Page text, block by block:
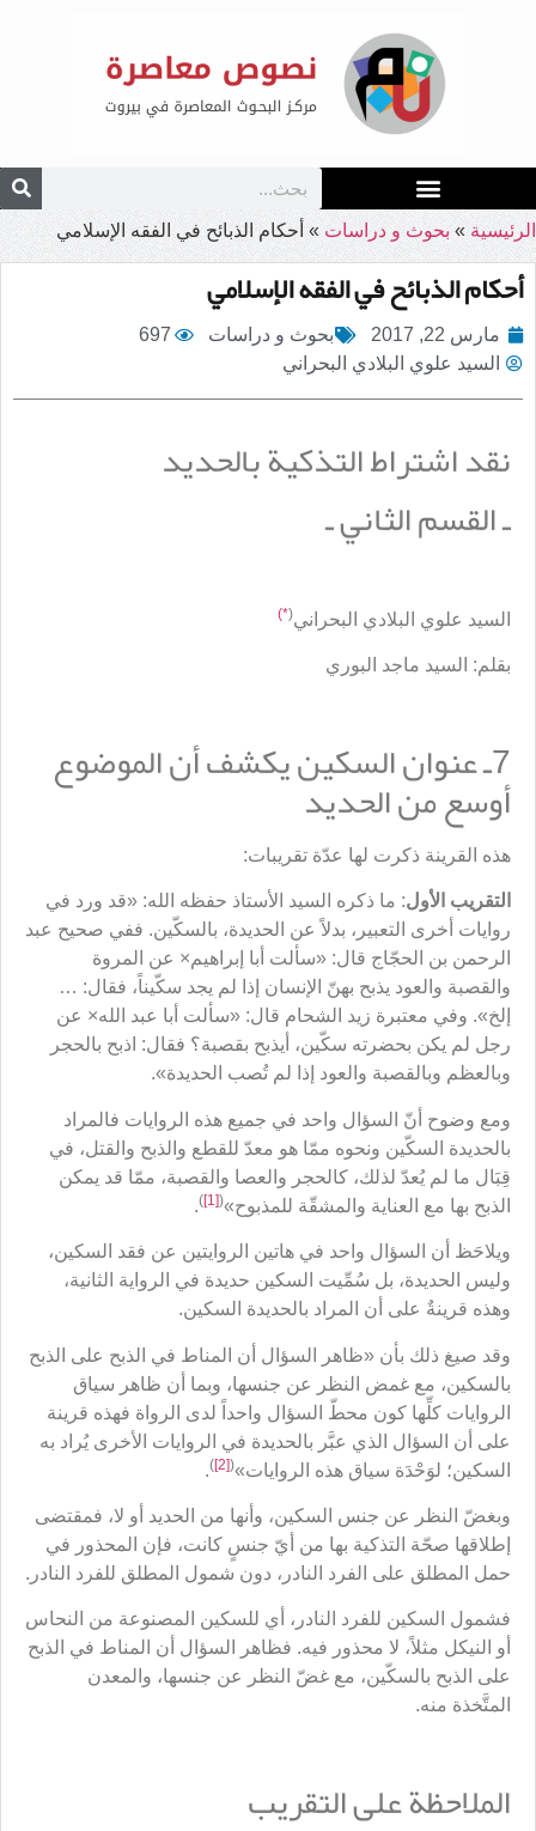
الرئيسية » بحوث و دراسات » أحكام الذبائح في الفقه الإسلامي
أحكام الذبائح في الفقه الإسلامي
مارس 22, 2017 بحوث و دراسات
697
السيد علوي البلادي البحراني
نقد اشتراط التذكية بالحديد
ـ القسم الثاني ـ
السيد علوي البلادي البحراني(
*)
بقلم: السيد ماجد البوري
7ـ عنوان السكين يكشف أن الموضوع
أوسع من الحديد
هذه القرينة ذكرت لها عدّة تقريبات:
التقريب الأول: ما ذكره السيد الأستاذ حفظه الله: «قد ورد في
روايات أخرى التعبير، بدلاً عن الحديدة، بالسكّين. ففي صحيح عبد
الرحمن بن الحجّاج قال: «سألت أبا إبراهيم× عن المروة
والقصبة والعود يذبح بهنّ الإنسان إذا لم يجد سكّيناً، فقال: …
إلخ». وفي معتبرة زيد الشحام قال: «سألت أبا عبد الله× عن
رجل لم يكن بحضرته سكّين، أيذبح بقصبة؟ فقال: اذبح بالحجر
وبالعظم وبالقصبة والعود إذا لم تُصب الحديدة».
ومع وضوح أنّ السؤال واحد في جميع هذه الروايات فالمراد
بالحديدة السكّين ونحوه ممّا هو معدّ للقطع والذبح والقتل، في
قِبَال ما لم يُعدّ لذلك، كالحجر والعصا والقصبة، ممّا قد يمكن
الذبح بها مع العناية والمشقّة للمذبوح»(
[1]
)
.
ويلاحَظ أن السؤال واحد في هاتين الروايتين عن فقد السكين،
وليس الحديدة، بل سُمِّيت السكين حديدة في الرواية الثانية،
وهذه قرينةٌ على أن المراد بالحديدة السكين.
وقد صيغ ذلك بأن «ظاهر السؤال أن المناط في الذبح على الذبح
بالسكين، مع غمض النظر عن جنسها، وبما أن ظاهر سياق
الروايات كلِّها كون محطّ السؤال واحداً لدى الرواة فهذه قرينة
على أن السؤال الذي عبَّر بالحديدة في الروايات الأخرى يُراد به
السكين؛ لوَحْدَة سياق هذه الروايات»(
[2]
)
.
وبغضّ النظر عن جنس السكين، وأنها من الحديد أو لا، فمقتضى
إطلاقها صحّة التذكية بها من أيّ جنسٍ كانت، فإن المحذور في
حمل المطلق على الفرد النادر، دون شمول المطلق للفرد النادر.
فشمول السكين للفرد النادر، أي للسكين المصنوعة من النحاس
أو النيكل مثلاً، لا محذور فيه. فظاهر السؤال أن المناط في الذبح
على الذبح بالسكّين، مع غضّ النظر عن جنسها، والمعدن
المتَّخذة منه.
الملاحظة على التقريب